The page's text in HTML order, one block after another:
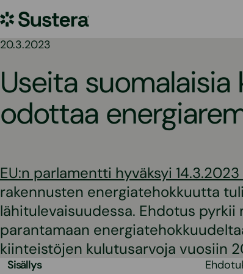
sisältöön
Sustera
20.3.2023
Useita
odottaa
EU:n parlamentti hyväksyi
rakennusten energiatehokkuutta
lähitulevaisuudessa. Ehdotus pyrkii
parantamaan
kiinteistöjen kulutusarvoja vuosiin
Sisällys